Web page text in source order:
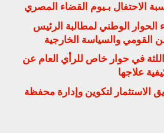
الاحتفال بـيوم القضاء المصري
الوطني لمطالبة الرئيس
القومي والسياسة الخارجية
في حوار خاص للرأي العام عن
علاجها
الاستثمار لتكوين وإدارة محفظة